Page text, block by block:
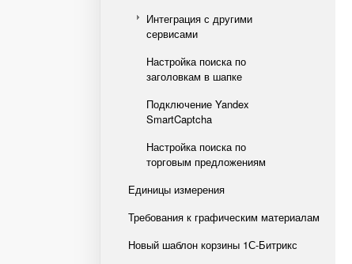
Интеграция с другими
сервисами
Настройка поиска по
заголовкам в шапке
Подключение Yandex
SmartCaptcha
Настройка поиска по
торговым предложениям
Единицы измерения
Требования к графическим материалам
Новый шаблон корзины 1С-Битрикс